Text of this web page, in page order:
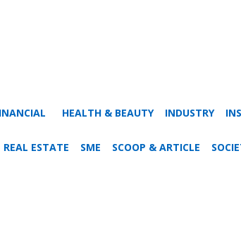
HEALTH & BEAUTY INDUSTRY
REAL ESTATE SME SCOOP & ARTICLE